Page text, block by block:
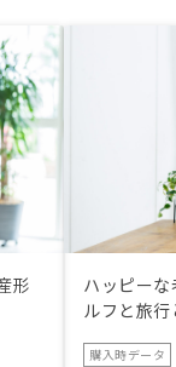
形
ハッピー
ルフと旅
購入時データ